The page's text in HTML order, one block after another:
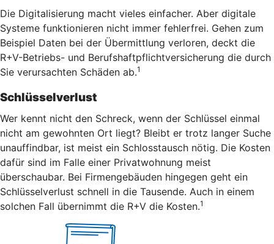
Die Digitalisierung macht vieles einfacher. Aber digitale
Systeme funktionieren nicht immer fehlerfrei. Gehen zum
Beispiel Daten bei der Übermittlung verloren, deckt die
R+V-Betriebs- und Berufshaftpflichtversicherung die durch
Sie verursachten Schäden ab.1
Schlüsselverlust
Wer kennt nicht den Schreck, wenn der Schlüssel einmal
nicht am gewohnten Ort liegt? Bleibt er trotz langer Suche
unauffindbar, ist meist ein Schlosstausch nötig. Die Kosten
dafür sind im Falle einer Privatwohnung meist
überschaubar. Bei Firmengebäuden hingegen geht ein
Schlüsselverlust schnell in die Tausende. Auch in einem
solchen Fall übernimmt die R+V die Kosten.1